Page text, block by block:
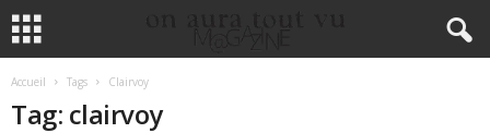
Accueil Tags Clairvoy
Tag: clairvoy